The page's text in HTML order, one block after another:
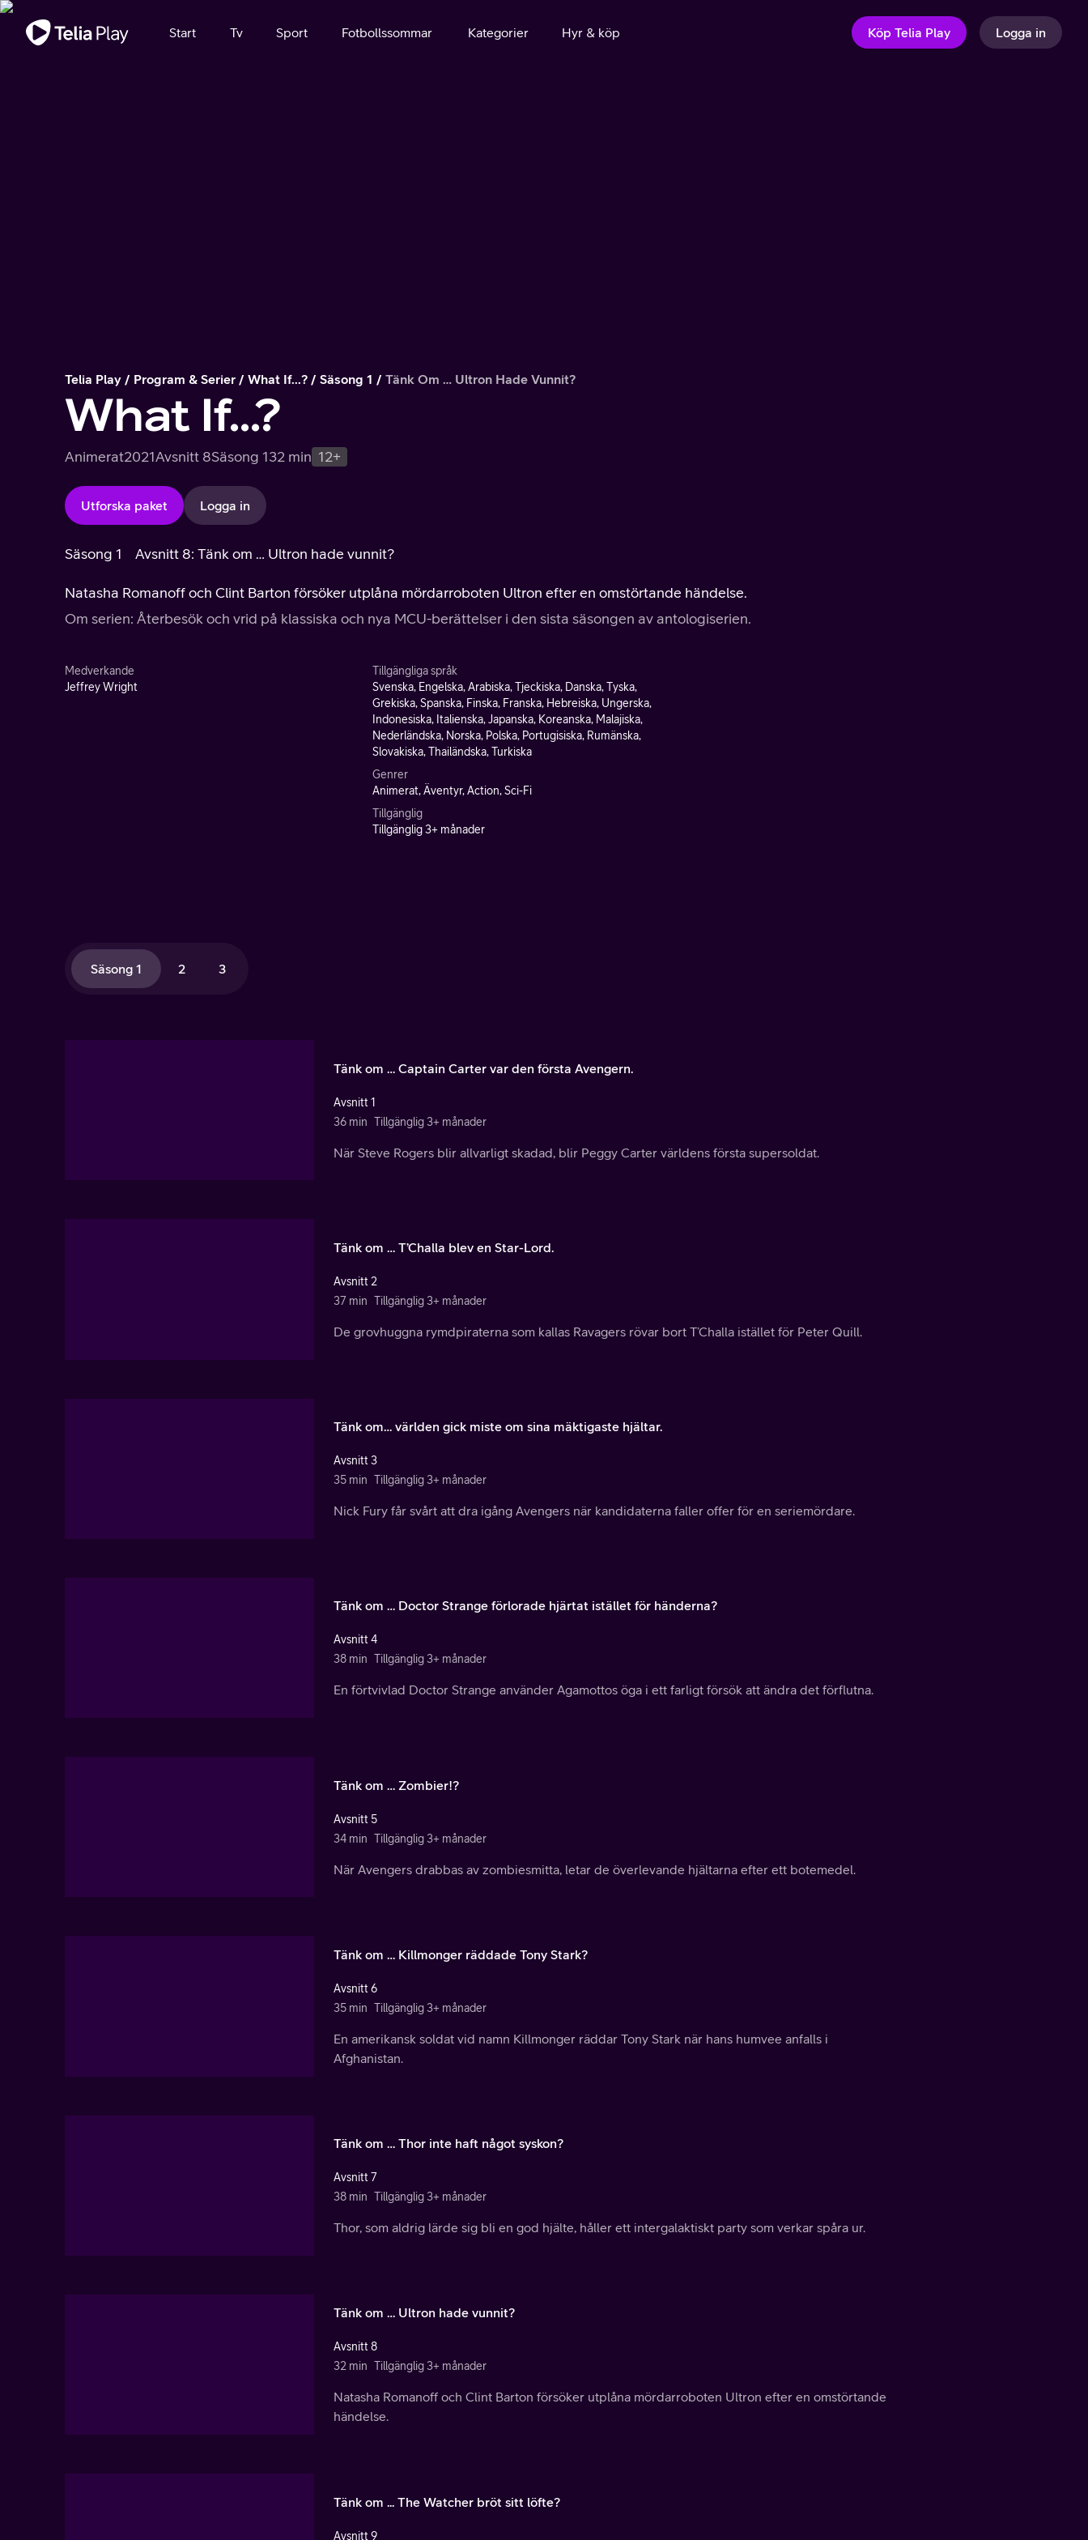
Viktigt meddelande
Start Tv Sport Fotbollssommar Kategorier Hyr & köp Köp Telia Play Logga in
Telia Play Program & Serier What If...? Säsong 1 Tänk Om … Ultron Hade Vunnit?
What If...?
Animerat2021Avsnitt 8Säsong 132 min 12+
Utforska paket Logga in
Säsong 1 Avsnitt 8: Tänk om … Ultron hade vunnit?
Natasha Romanoff och Clint Barton försöker utplåna mördarroboten Ultron efter en omstörtande händelse.
Om serien: Återbesök och vrid på klassiska och nya MCU-berättelser i den sista säsongen av antologiserien.
Medverkande
Jeffrey Wright
Tillgängliga språk
Svenska, Engelska, Arabiska, Tjeckiska, Danska, Tyska,
Grekiska, Spanska, Finska, Franska, Hebreiska, Ungerska,
Indonesiska, Italienska, Japanska, Koreanska, Malajiska,
Nederländska, Norska, Polska, Portugisiska, Rumänska,
Slovakiska, Thailändska, Turkiska
Genrer
Animerat, Äventyr, Action, Sci-Fi
Tillgänglig
Tillgänglig 3+ månader
Säsong 1 2 3
Tänk om … Captain Carter var den första Avengern.
Avsnitt 1
36 min Tillgänglig 3+ månader
När Steve Rogers blir allvarligt skadad, blir Peggy Carter världens första supersoldat.
Tänk om … T’Challa blev en Star-Lord.
Avsnitt 2
37 min Tillgänglig 3+ månader
De grovhuggna rymdpiraterna som kallas Ravagers rövar bort T’Challa istället för Peter Quill.
Tänk om… världen gick miste om sina mäktigaste hjältar.
Avsnitt 3
35 min Tillgänglig 3+ månader
Nick Fury får svårt att dra igång Avengers när kandidaterna faller offer för en seriemördare.
Tänk om … Doctor Strange förlorade hjärtat istället för händerna?
Avsnitt 4
38 min Tillgänglig 3+ månader
En förtvivlad Doctor Strange använder Agamottos öga i ett farligt försök att ändra det förflutna.
Tänk om … Zombier!?
Avsnitt 5
34 min Tillgänglig 3+ månader
När Avengers drabbas av zombiesmitta, letar de överlevande hjältarna efter ett botemedel.
Tänk om … Killmonger räddade Tony Stark?
Avsnitt 6
35 min Tillgänglig 3+ månader
En amerikansk soldat vid namn Killmonger räddar Tony Stark när hans humvee anfalls i
Afghanistan.
Tänk om … Thor inte haft något syskon?
Avsnitt 7
38 min Tillgänglig 3+ månader
Thor, som aldrig lärde sig bli en god hjälte, håller ett intergalaktiskt party som verkar spåra ur.
Tänk om … Ultron hade vunnit?
Avsnitt 8
32 min Tillgänglig 3+ månader
Natasha Romanoff och Clint Barton försöker utplåna mördarroboten Ultron efter en omstörtande
händelse.
Tänk om ... The Watcher bröt sitt löfte?
Avsnitt 9